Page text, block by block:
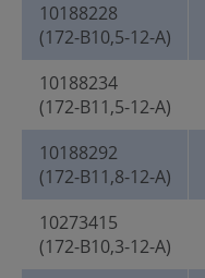
10188228
(172-B10,5-12-A)
10188234
(172-B11,5-12-A)
10188292
(172-B11,8-12-A)
10273415
(172-B10,3-12-A)